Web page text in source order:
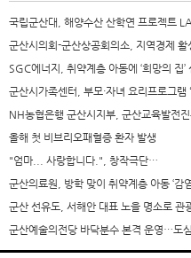
국립군산대, 해양수산 산학연 프로젝트
군산시의회-군산상공회의소, 지역경제
SGC에너지, 취약계층 아동에 ‘희망의 집’
군산시가족센터, 부모·자녀 요리프로그
NH농협은행 군산시지부, 군산교육발전
올해 첫 비브리오패혈증 환자 발생
"엄마... 사랑합니다.", 창작극단…
군산의료원, 방학 맞이 취약계층 아동 ‘감
군산 선유도, 서해안 대표 노을 명소로 관
군산예술의전당 바닥분수 본격 운영…도